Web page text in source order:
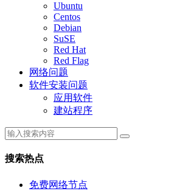
Ubuntu
Centos
Debian
SuSE
Red Hat
Red Flag
网络问题
软件安装问题
应用软件
建站程序
搜索热点
免费网络节点